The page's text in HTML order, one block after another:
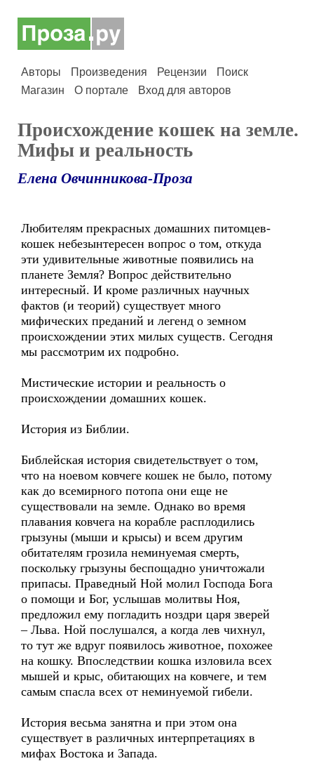
Авторы Произведения Рецензии
Поиск
Магазин
О портале Вход для авторов
Происхождение кошек на земле.
Мифы и реальность
Елена Овчинникова-Проза
Любителям прекрасных домашних питомцев-
кошек небезынтересен вопрос о том, откуда
эти удивительные животные появились на
планете Земля? Вопрос действительно
интересный. И кроме различных научных
фактов (и теорий) существует много
мифических преданий и легенд о земном
происхождении этих милых существ. Сегодня
мы рассмотрим их подробно.
Мистические истории и реальность о
происхождении домашних кошек.
История из Библии.
Библейская история свидетельствует о том,
что на ноевом ковчеге кошек не было, потому
как до всемирного потопа они еще не
существовали на земле. Однако во время
плавания ковчега на корабле расплодились
грызуны (мыши и крысы) и всем другим
обитателям грозила неминуемая смерть,
поскольку грызуны беспощадно уничтожали
припасы. Праведный Ной молил Господа Бога
о помощи и Бог, услышав молитвы Ноя,
предложил ему погладить ноздри царя зверей
– Льва. Ной послушался, а когда лев чихнул,
то тут же вдруг появилось животное, похожее
на кошку. Впоследствии кошка изловила всех
мышей и крыс, обитающих на ковчеге, и тем
самым спасла всех от неминуемой гибели.
История весьма занятна и при этом она
существует в различных интерпретациях в
мифах Востока и Запада.